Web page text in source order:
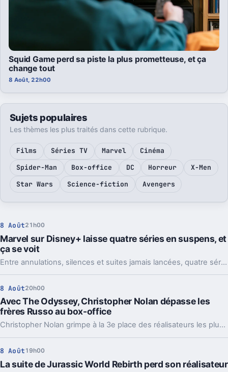
Squid Game perd sa piste la plus prometteuse, et ça
change tout
8 Août, 22h00
Sujets populaires
Les thèmes les plus traités dans cette rubrique.
Films Séries TV Marvel
Cinéma
Spider-Man
Box-office DC Horreur
X-Men
Star Wars
Science-fiction Avengers
8 Août21h00
Marvel sur Disney+ laisse quatre séries en suspens, et
ça se voit
Entre annulations, silences et suites jamais lancées, quatre séries Marvel sur Disney+ laissent des personnages et des intrigues en plan.
8 Août20h00
Avec The Odyssey, Christopher Nolan dépasse les
frères Russo au box-office
Christopher Nolan grimpe à la 3e place des réalisateurs les plus rentables. Une percée portée par The Odyssey, mais peut-être provisoire.
8 Août 19h00
La suite de Jurassic World Rebirth perd son réalisateur